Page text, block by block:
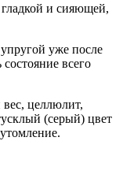
гладкой и сияющей,
уже после
всего
целлюлит,
(серый) цвет
.